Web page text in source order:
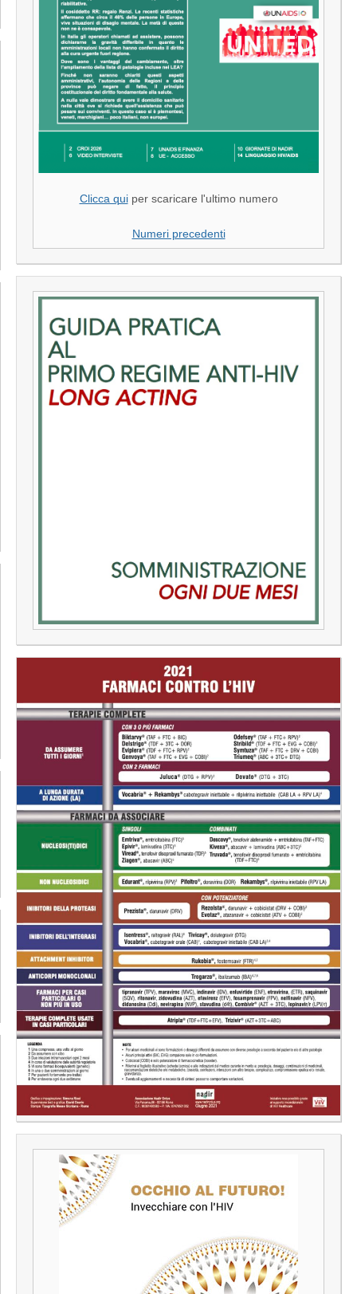
Clicca quiper scaricare l'ultimo numero
Numeri precedenti